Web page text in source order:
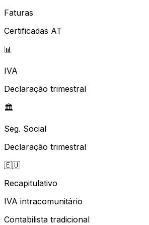
Faturas
Certificadas AT
📊
IVA
Declaração trimestral
🏛️
Seg. Social
Declaração trimestral
🇪🇺
Recapitulativo
IVA intracomunitário
Contabilista tradicional